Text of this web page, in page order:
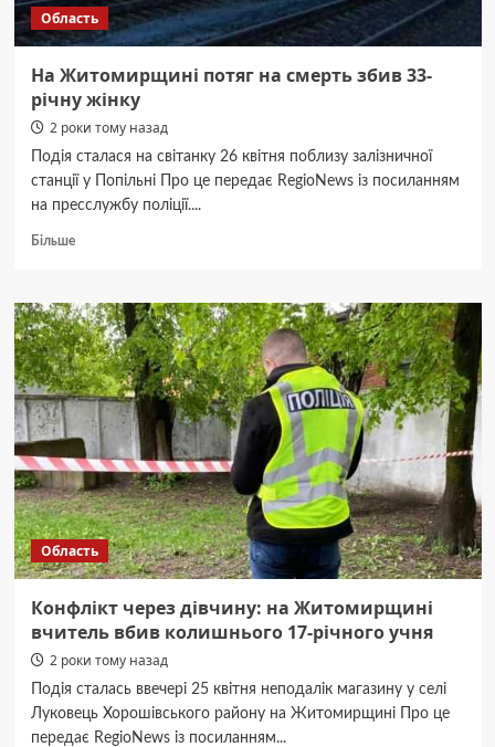
Область
На Житомирщині потяг на смерть збив 33-
річну жінку
2 роки тому назад
Подія сталася на світанку 26 квітня поблизу залізничної
станції у Попільні Про це передає RegioNews із посиланням
на пресслужбу поліції....
БільшеДокладніше
Житомирщині
потяг
на
смерть
збив
33-
річну
жінку
Область
Конфлікт через дівчину: на Житомирщині
вчитель вбив колишнього 17-річного учня
2 роки тому назад
Подія сталась ввечері 25 квітня неподалік магазину у селі
Луковець Хорошівського району на Житомирщині Про це
передає RegioNews із посиланням...